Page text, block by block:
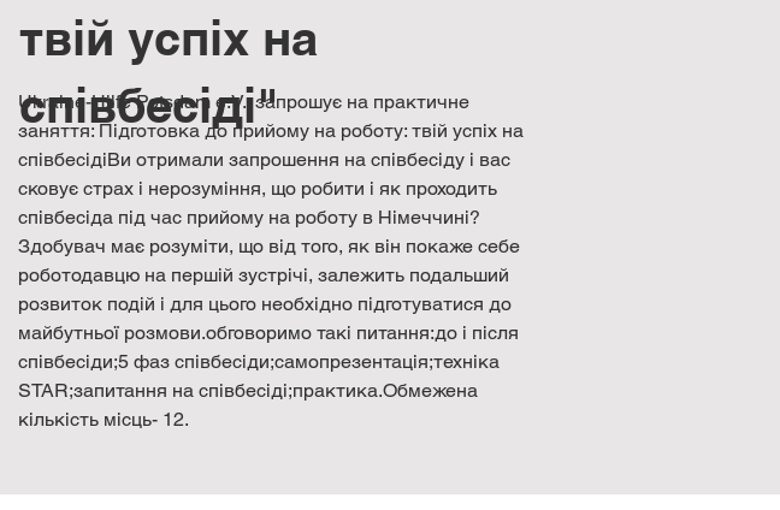
твій успіх на
співбесіді"
Ukraine-Hilfe Potsdam e.V.  запрошує на практичне
заняття: Підготовка до прийому на роботу: твій успіх на
співбесідіВи отримали запрошення на співбесіду і вас
сковує страх і нерозуміння, що робити і як проходить
співбесіда під час прийому на роботу в Німеччині?
Здобувач має розуміти, що від того, як він покаже себе
роботодавцю на першій зустрічі, залежить подальший
розвиток подій і для цього необхідно підготуватися до
майбутньої розмови.обговоримо такі питання:до і після
співбесіди;5 фаз співбесіди;самопрезентація;техніка
STAR;запитання на співбесіді;практика.Обмежена
кількість місць- 12.